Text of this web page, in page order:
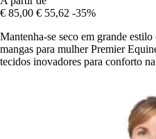
€ 85,00 € 55,62 -35%
Mantenha-se seco em grande
mangas para mulher Premier
tecidos inovadores para conforto na